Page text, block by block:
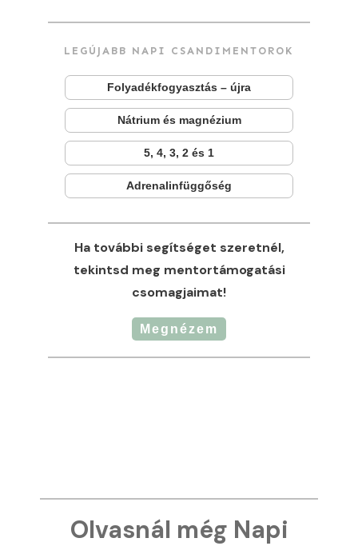
LEGÚJABB NAPI CSANDIMENTOROK
Folyadékfogyasztás – újra
Nátrium és magnézium
5, 4, 3, 2 és 1
Adrenalinfüggőség
Ha további segítséget szeretnél,
tekintsd meg mentortámogatási
csomagjaimat!
Megnézem
Olvasnál még Napi